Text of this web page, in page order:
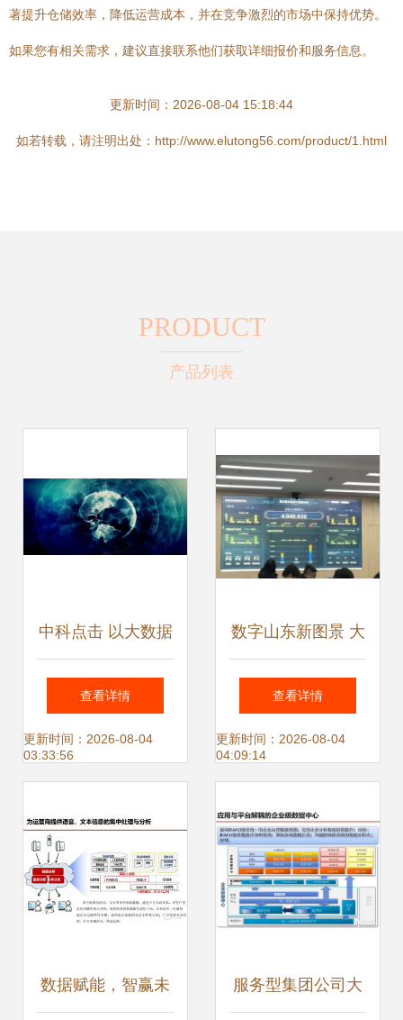
著提升仓储效率，降低运营成本，并在竞争激烈的市场中保持优势。
如果您有相关需求，建议直接联系他们获取详细报价和服务信息。
更新时间：2026-08-04 15:18:44
如若转载，请注明出处：http://www.elutong56.com/product/1.html
PRODUCT
产品列表
中科点击 以大数据
应用为核心引擎，
驱动产业落地与价
查看详情
更新时间：2026-08-04
03:33:56
数字山东新图景 大
数据驱动下的服务
变革与未来展望
查看详情
更新时间：2026-08-04
04:09:14
数据赋能，智赢未 服务型集团公司大